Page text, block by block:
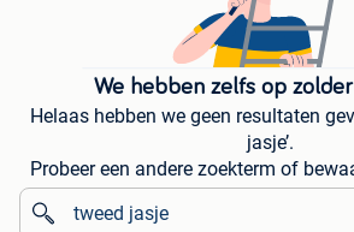
We hebben zelfs op
Helaas hebben we geen resultaten
jasje’.
Probeer een andere zoekterm of